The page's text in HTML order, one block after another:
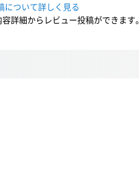
について詳しく見る
詳細からレビュー投稿ができます。